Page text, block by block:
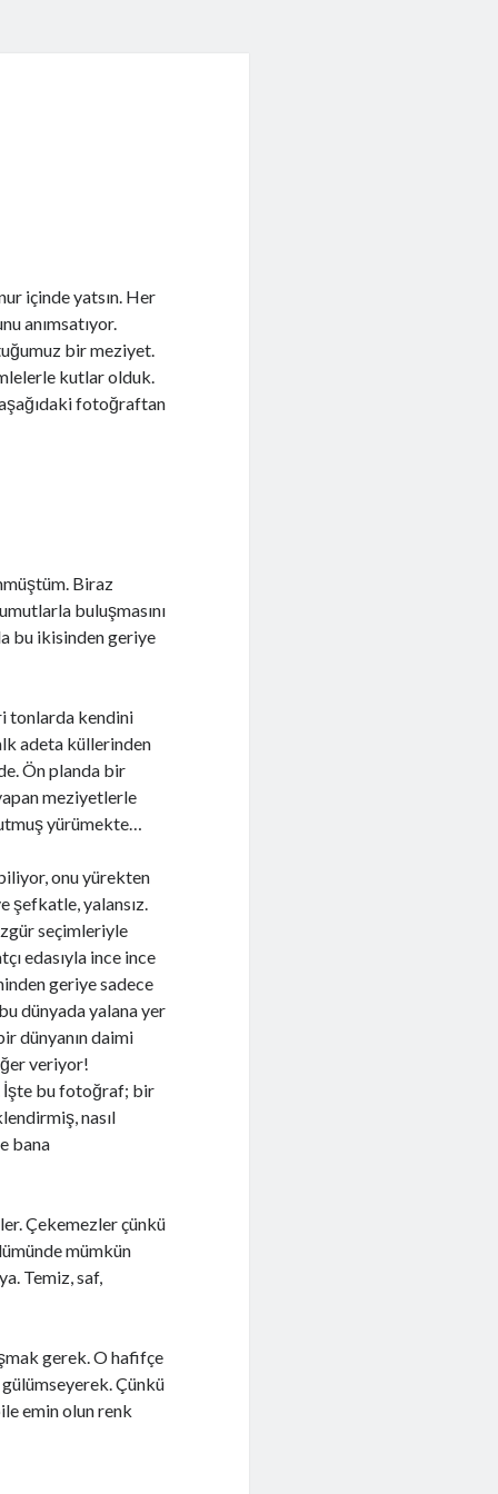
içinde yatsın. Her
anımsatıyor.
bir meziyet.
kutlar olduk.
fotoğraftan
Biraz
buluşmasını
bu ikisinden geriye
tonlarda kendini
adeta küllerinden
Ön planda bir
meziyetlerle
yürümekte…
onu yürekten
şefkatle, yalansız.
seçimleriyle
edasıyla ince ince
geriye sadece
dünyada yalana yer
dünyanın daimi
veriyor!
İşte bu fotoğraf; bir
nasıl
bana
Çekemezler çünkü
mümkün
Temiz, saf,
gerek. O hafifçe
Çünkü
emin olun renk